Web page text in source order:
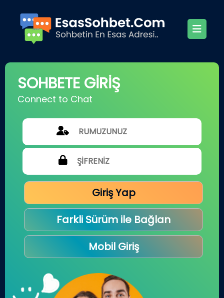
SOHBETE GİRİŞ
Connect to Chat
Giriş Yap
Farkli Sürüm ile Bağlan
Mobil Giriş